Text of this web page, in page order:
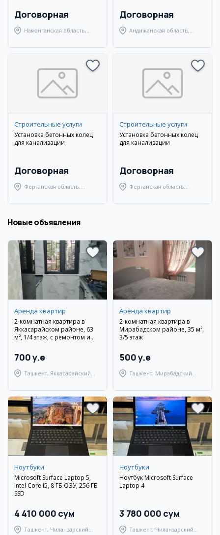
Договорная
Наманганская область,
Договорная
Андижанская область,
Строительные услуги
Установка бетонных колец
для канализации
Договорная
Ферганская область,
Строительные услуги
Установка бетонных колец
для канализации
Договорная
Ферганская область,
Новые объявления
Аренда квартир
2-комнатная квартира в
Яккасарайском районе, 63
м², 1/4 этаж, с ремонтом и
700 y.e
Ташкент, Яккасарайский
Аренда квартир
2-комнатная квартира в
Мирабадском районе, 35 м²,
3/5 этаж
500 y.e
Ташкент, Мирабадский
Ноутбуки
Microsoft Surface Laptop 5,
Intel Core i5, 8 ГБ ОЗУ, 256 ГБ
SSD
4 410 000 сум
Ташкент, Чиланзарский
Ноутбуки
Ноутбук Microsoft Surface
Laptop 4
3 780 000 сум
Ташкент, Чиланзарский